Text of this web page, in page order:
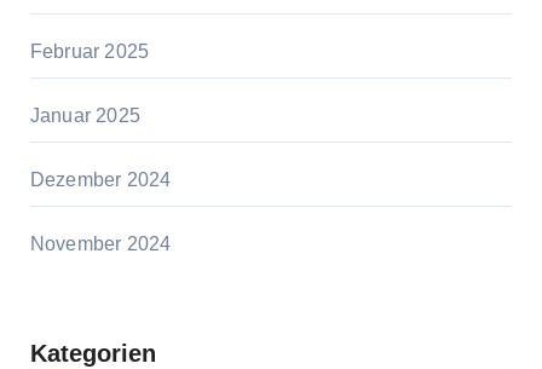
Februar 2025
Januar 2025
Dezember 2024
November 2024
Kategorien